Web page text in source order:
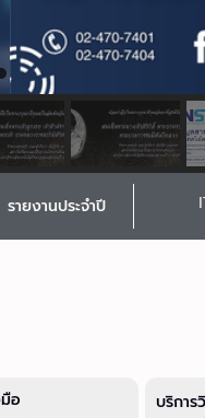
รายงานประจำปี
อ
บริการ